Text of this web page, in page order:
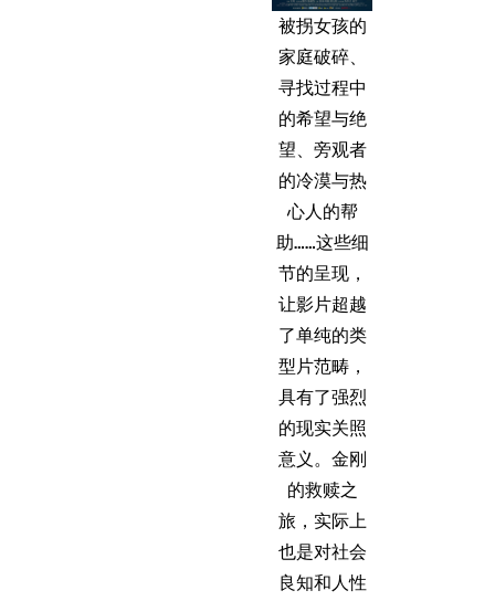
被拐女孩的
家庭破碎、
寻找过程中
的希望与绝
望、旁观者
的冷漠与热
心人的帮
助……这些细
节的呈现，
让影片超越
了单纯的类
型片范畴，
具有了强烈
的现实关照
意义。金刚
的救赎之
旅，实际上
也是对社会
良知和人性